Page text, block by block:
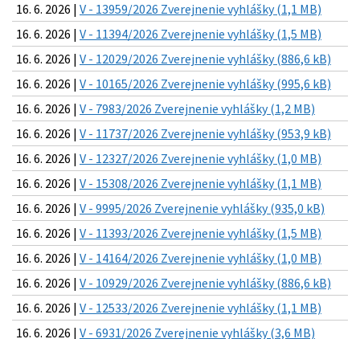
16. 6. 2026 | V - 13959/2026 Zverejnenie vyhlášky (1,1 MB)
16. 6. 2026 | V - 11394/2026 Zverejnenie vyhlášky (1,5 MB)
16. 6. 2026 | V - 12029/2026 Zverejnenie vyhlášky (886,6 kB)
16. 6. 2026 | V - 10165/2026 Zverejnenie vyhlášky (995,6 kB)
16. 6. 2026 | V - 7983/2026 Zverejnenie vyhlášky (1,2 MB)
16. 6. 2026 | V - 11737/2026 Zverejnenie vyhlášky (953,9 kB)
16. 6. 2026 | V - 12327/2026 Zverejnenie vyhlášky (1,0 MB)
16. 6. 2026 | V - 15308/2026 Zverejnenie vyhlášky (1,1 MB)
16. 6. 2026 | V - 9995/2026 Zverejnenie vyhlášky (935,0 kB)
16. 6. 2026 | V - 11393/2026 Zverejnenie vyhlášky (1,5 MB)
16. 6. 2026 | V - 14164/2026 Zverejnenie vyhlášky (1,0 MB)
16. 6. 2026 | V - 10929/2026 Zverejnenie vyhlášky (886,6 kB)
16. 6. 2026 | V - 12533/2026 Zverejnenie vyhlášky (1,1 MB)
16. 6. 2026 | V - 6931/2026 Zverejnenie vyhlášky (3,6 MB)